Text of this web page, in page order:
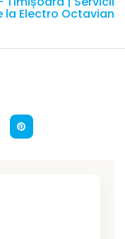
la Electro Octavian